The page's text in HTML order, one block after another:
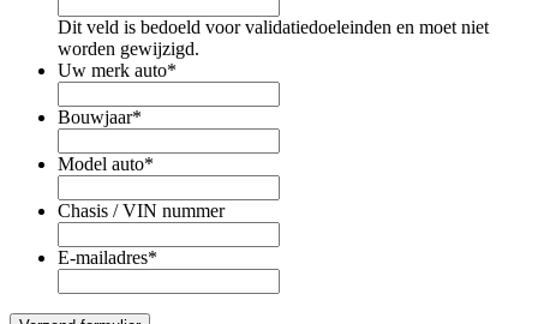
Dit veld is bedoeld voor validatiedoeleinden en moet niet
worden gewijzigd.
Uw merk auto*
Bouwjaar*
Model auto*
Chasis / VIN nummer
E-mailadres*